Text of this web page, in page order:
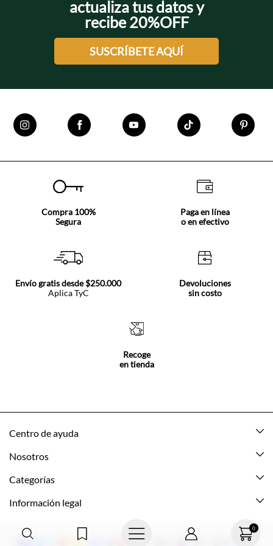
0
actualiza tus datos y
recibe 20%OFF
SUSCRÍBETE AQUÍ
Compra 100%
Segura
Paga en línea
o en efectivo
Envío gratis desde $250.000
Aplica TyC
Devoluciones
sin costo
Recoge
en tienda
Centro de ayuda
Mis pedidos
Cómo comprar
Nosotros
Acerca de Tennis
Tns Friends
Categorías
Nuevo
Hombre
Información legal
Política de envio y devolución